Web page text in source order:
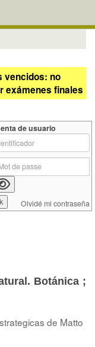
vencidos: no
exámenes finales
Botánica ;
de Matto
de usuario
Olvidé mi contraseña